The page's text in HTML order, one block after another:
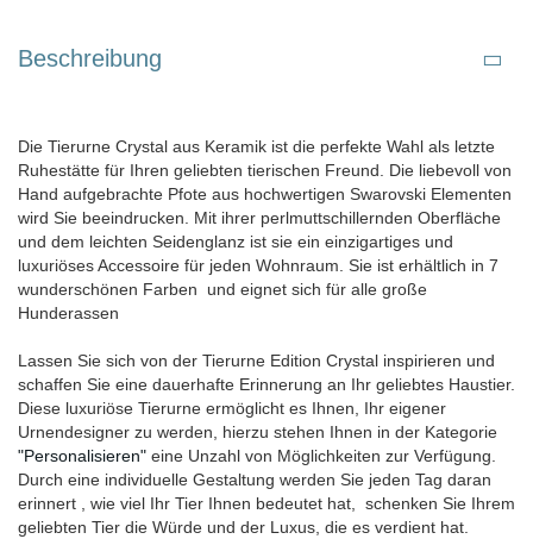
Beschreibung
Die Tierurne Crystal aus Keramik ist die perfekte Wahl als letzte
Ruhestätte für Ihren geliebten tierischen Freund. Die liebevoll von
Hand aufgebrachte Pfote aus hochwertigen Swarovski Elementen
wird Sie beeindrucken. Mit ihrer perlmuttschillernden Oberfläche
und dem leichten Seidenglanz ist sie ein einzigartiges und
luxuriöses Accessoire für jeden Wohnraum. Sie ist erhältlich in 7
wunderschönen Farben und eignet sich für alle große
Hunderassen
Lassen Sie sich von der Tierurne Edition Crystal inspirieren und
schaffen Sie eine dauerhafte Erinnerung an Ihr geliebtes Haustier.
Diese luxuriöse Tierurne ermöglicht es Ihnen, Ihr eigener
Urnendesigner zu werden, hierzu stehen Ihnen in der Kategorie
"Personalisieren" eine Unzahl von Möglichkeiten zur Verfügung.
Durch eine individuelle Gestaltung werden Sie jeden Tag daran
erinnert , wie viel Ihr Tier Ihnen bedeutet hat, schenken Sie Ihrem
geliebten Tier die Würde und der Luxus, die es verdient hat.